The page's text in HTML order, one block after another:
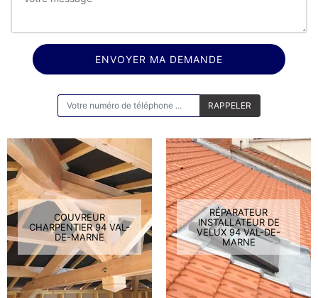
COUVREUR
CHARPENTIER 94 VAL-
DE-MARNE
RÉPARATEUR
INSTALLATEUR DE
VELUX 94 VAL-DE-
MARNE